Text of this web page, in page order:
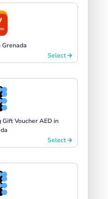
Select
Voucher AED in
Select